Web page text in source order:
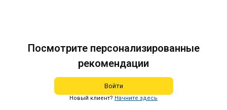
Посмотрите персонализированные
рекомендации
Войти
Новый клиент? Начните здесь